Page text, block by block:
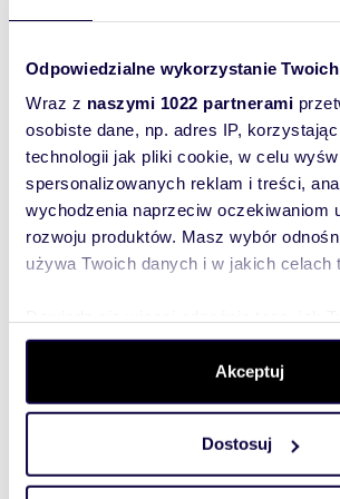
Odpowiedzialne wykorzystanie
Wraz z naszymi 1022 partnerami
osobiste dane, np. adres IP,
technologii jak pliki cookie, w celu
spersonalizowanych reklam i treści,
wychodzenia naprzeciw oczekiwaniom
rozwoju produktów. Masz wybór
używa Twoich danych i w jakich celach
dane są przetwarzane oraz ustaw
. W Deklaracji
zmienić lub wycofać swoją zgodę w
Wykorzystujemy pliki cookie do
i reklam, aby oferować funkcje
Akceptuj
Dostosuj
Interesują mnie
podobne oferty
(rozwiń)
Chcę otrzymywać
usługach.
(rozwiń)
Administratorem danych
(rozwiń)
Wyślij zapytanie